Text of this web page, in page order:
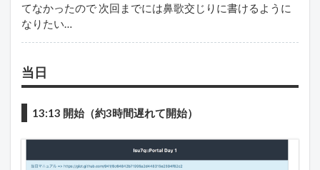
てなかったので 次回までには鼻歌交じりに書けるように
なりたい…
当日
13:13 開始（約3時間遅れて開始）